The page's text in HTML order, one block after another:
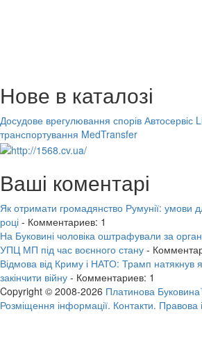
Нове в каталозі
Досудове врегулювання спорів Автосервіс
транспортування MedTransfer
Ваші коментарі
Як отримати громадянство Румунії:
році - Комментариев: 1
На Буковині чоловіка оштрафували за
УПЦ МП під час воєнного стану -
Відмова від Криму і НАТО: Трамп натякнув
закінчити війну - Комментариев: 1
Copyright © 2008-2026 Платинова
Розміщення інформації. Контакти. Правова